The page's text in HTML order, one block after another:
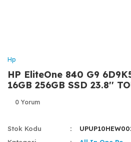
Hp
HP EliteOne 840 G9
16GB 256GB SSD 23.8''
0 Yorum
Stok Kodu